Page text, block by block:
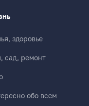
здоровье
сад, ремонт
обо всем